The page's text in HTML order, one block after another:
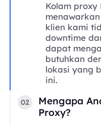
Kolam proxy
klien kami
downtime
dapat
butuhkan
lokasi yang
ini.
02
Mengapa
Proxy?